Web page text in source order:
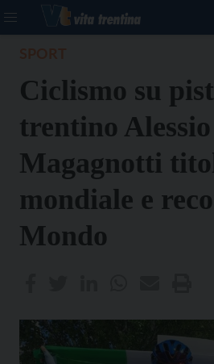
Ciclismo su
trentino Alessio
Magagnotti
mondiale e
Mondo